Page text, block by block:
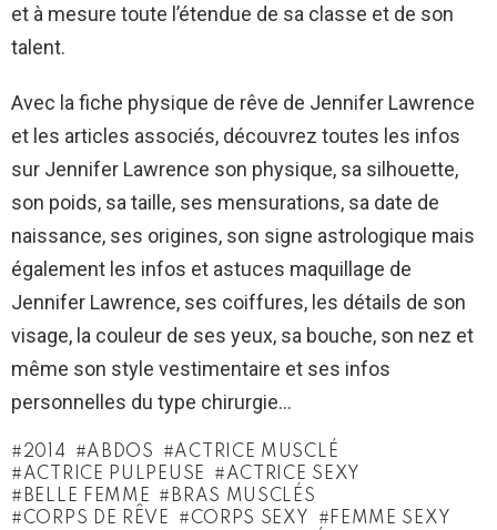
et à mesure toute l’étendue de sa classe et de son
talent.
Avec la fiche physique de rêve de Jennifer Lawrence
et les articles associés, découvrez toutes les infos
sur Jennifer Lawrence son physique, sa silhouette,
son poids, sa taille, ses mensurations, sa date de
naissance, ses origines, son signe astrologique mais
également les infos et astuces maquillage de
Jennifer Lawrence, ses coiffures, les détails de son
visage, la couleur de ses yeux, sa bouche, son nez et
même son style vestimentaire et ses infos
personnelles du type chirurgie…
2014 ABDOS
ACTRICE MUSCLÉ
ACTRICE PULPEUSE
ACTRICE SEXY
BELLE FEMME
BRAS MUSCLÉS
CORPS DE RÊVE
CORPS SEXY
FEMME SEXY